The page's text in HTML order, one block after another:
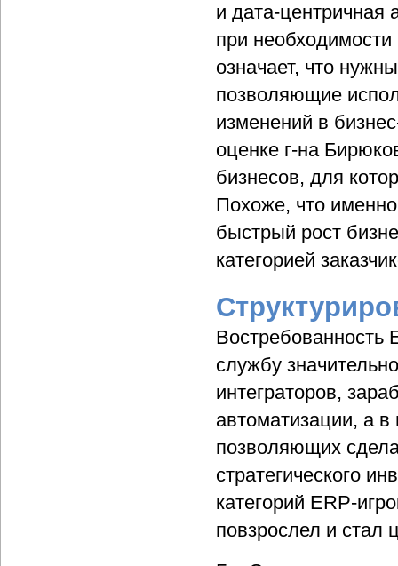
и дата-центричная
при
означает, что
позволяющие
изменений в
оценке г-на
бизнесов, для
Похоже, что
быстрый рост
категорией
Востребованность
службу
интеграторов,
автоматизации, а в
позволяющих
стратегического
категорий ERP-
повзрослел и стал